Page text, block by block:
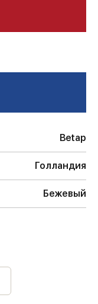
Betap
Голландия
Бежевый